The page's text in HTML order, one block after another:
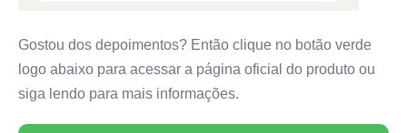
Gostou dos depoimentos? Então clique no botão verde
logo abaixo para acessar a página oficial do produto ou
siga lendo para mais informações.